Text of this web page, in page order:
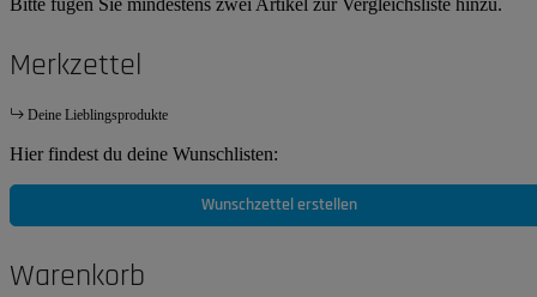
Bitte fügen Sie mindestens zwei Artikel zur Vergleichsliste hinzu.
Merkzettel
Deine Lieblingsprodukte
Hier findest du deine Wunschlisten:
Wunschzettel erstellen
Warenkorb